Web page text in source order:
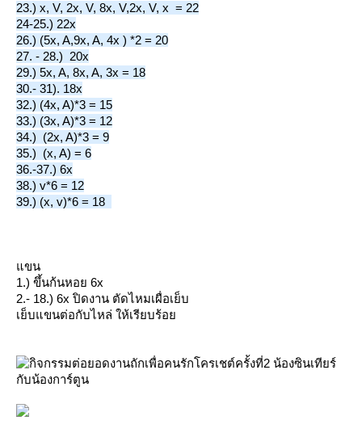
23.) x, V, 2x, V, 8x, V,2x, V, x  = 22
24-25.) 22x
26.) (5x, A,9x, A, 4x ) *2 = 20
27. - 28.)  20x
29.) 5x, A, 8x, A, 3x = 18
30.- 31). 18x
32.) (4x, A)*3 = 15
33.) (3x, A)*3 = 12
34.)  (2x, A)*3 = 9
35.)  (x, A) = 6
36.-37.) 6x
38.) v*6 = 12
39.) (x, v)*6 = 18
ขน
1.) ขึ้นก้นหอย 6x
2.- 18.) 6x ปิดงาน ตัดไหมเผื่อเย็บ
เย็บแขนต่อกับไหล่ ให้เรียบร้อ